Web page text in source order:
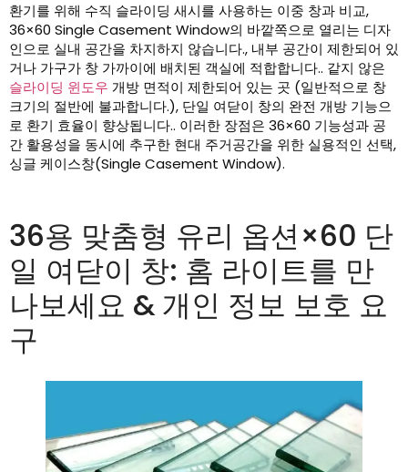
환기를 위해 수직 슬라이딩 새시를 사용하는 이중 창과 비교,
36×60 Single Casement Window의 바깥쪽으로 열리는 디자
인으로 실내 공간을 차지하지 않습니다., 내부 공간이 제한되어 있
거나 가구가 창 가까이에 배치된 객실에 적합합니다.. 같지 않은
슬라이딩 윈도우 개방 면적이 제한되어 있는 곳 (일반적으로 창
크기의 절반에 불과합니다.), 단일 여닫이 창의 완전 개방 기능으
로 환기 효율이 향상됩니다.. 이러한 장점은 36×60 기능성과 공
간 활용성을 동시에 추구한 현대 주거공간을 위한 실용적인 선택,
싱글 케이스창(Single Casement Window).
36용 맞춤형 유리 옵션×60 단
일 여닫이 창: 홈 라이트를 만
나보세요 & 개인 정보 보호 요
구